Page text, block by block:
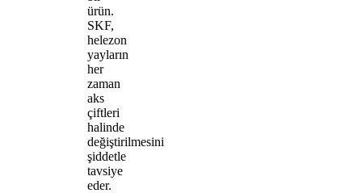
ürün.
SKF,
helezon
yayların
her
zaman
aks
çiftleri
halinde
değiştirilmesini
şiddetle
tavsiye
eder.